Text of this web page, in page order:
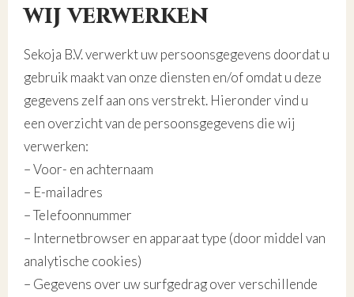
wij verwerken
Sekoja B.V. verwerkt uw persoonsgegevens doordat u
gebruik maakt van onze diensten en/of omdat u deze
gegevens zelf aan ons verstrekt. Hieronder vind u
een overzicht van de persoonsgegevens die wij
verwerken:
– Voor- en achternaam
– E-mailadres
– Telefoonnummer
– Internetbrowser en apparaat type (door middel van
analytische cookies)
– Gegevens over uw surfgedrag over verschillende